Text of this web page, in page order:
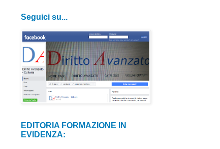
Seguici su...
EDITORIA FORMAZIONE IN
EVIDENZA: